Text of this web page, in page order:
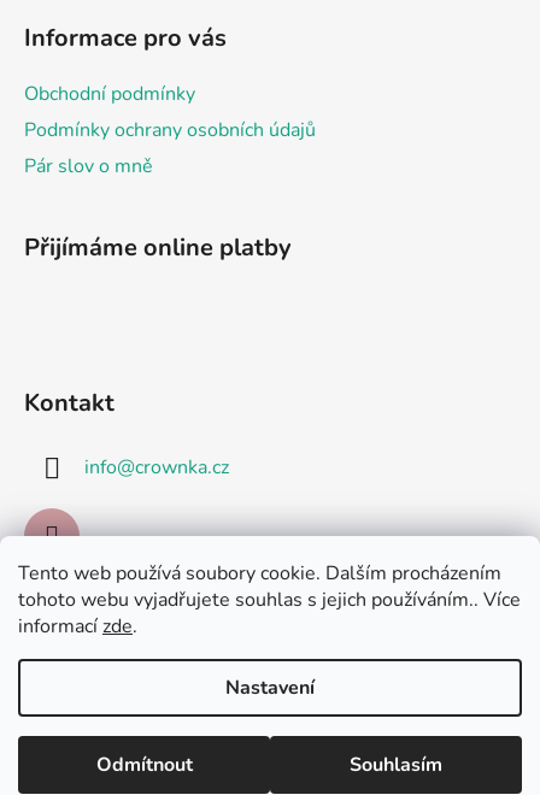
Tento web používá soubory cookie. Dalším procházením
tohoto webu vyjadřujete souhlas s jejich používáním.. Více
informacízde.
Nastavení
Odmítnout Souhlasím
Informace pro vás
Obchodní podmínky
Podmínky ochrany osobních údajů
Pár slov o mně
Přijímáme online platby
Kontakt
info@crownka.cz
Facebook
Vytvořil Shoptet